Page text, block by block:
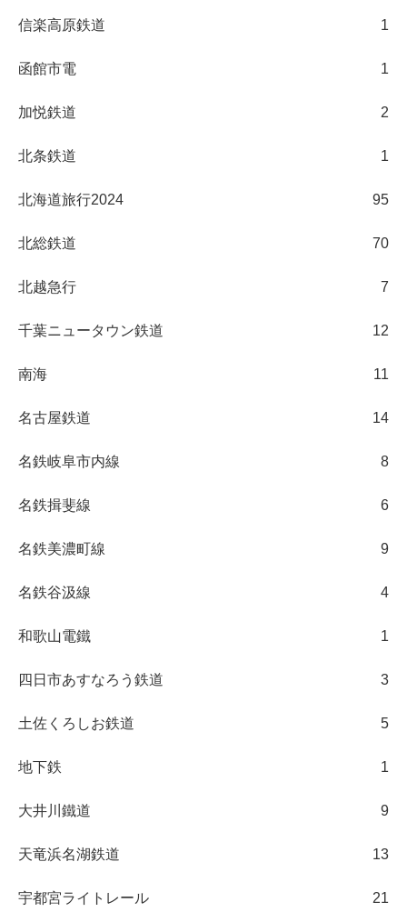
信楽高原鉄道 1
函館市電 1
加悦鉄道 2
北条鉄道 1
北海道旅行2024 95
北総鉄道 70
北越急行 7
千葉ニュータウン鉄道 12
南海 11
名古屋鉄道 14
名鉄岐阜市内線 8
名鉄揖斐線 6
名鉄美濃町線 9
名鉄谷汲線 4
和歌山電鐵 1
四日市あすなろう鉄道 3
土佐くろしお鉄道 5
地下鉄 1
大井川鐵道 9
天竜浜名湖鉄道 13
宇都宮ライトレール 21